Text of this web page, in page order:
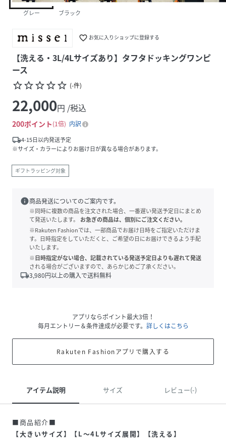
グレー ブラック
favorite_border お気に入りショップに登録する
【洗える・3L/4Lサイズあり】タフタドッキングワンピ
ース
star_borderstar_borderstar_borderstar_borderstar_border (-件)
22,000円 /税込
200ポイント 1倍
内訳
local_shipping4-15日以内発送予定
※サイズ・カラーによりお届け日が異なる場合があります。
ギフトラッピング対象
info商品発送についてのご案内です。
※同時に複数の商品を注文された場合、一番遅い発送予定日にまとめ
て発送いたします。
お急ぎの商品は、個別にご注文ください。
※Rakuten Fashionでは、一部商品でお届け日時をご指定いただけま
す。日時指定をしていただくと、ご希望の日にお届けできるよう手配
いたします。
※日時指定がない場合、記載されている発送予定日よりも遅れて発送
される場合がございますので、あらかじめご了承ください。
local_shipping3,980円以上の購入で送料無料
アプリならポイント最大3倍！
毎月エントリー＆条件達成が必要です。 詳しくはこちら
Rakuten Fashionアプリで購入する
アイテム説明 サイズ レビュー(-)
■商品紹介■
【大きいサイズ】【L～4Lサイズ展開】【洗える】